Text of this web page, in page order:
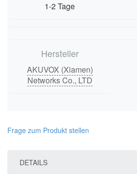
1-2 Tage
Hersteller
AKUVOX (Xiamen)
Networks Co., LTD
Frage zum Produkt stellen
DETAILS